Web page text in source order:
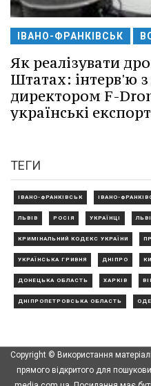
ІВАНО-ФРАНКІВСЬК
Як реалізувати
Штатах: інтерв'ю
директором F-
українські
ТЕГИ
ІВАНО-ФРАНКІВСЬК ІВАНО-
ЛЬВІВ РОСІЯ УКРАЇНЦІ
КРИМІНАЛЬНИЙ КОДЕКС УКРАЇНИ
УКРАЇНСЬКА ГРИВНЯ ДНІПРО
ДОНЕЦЬКА ОБЛАСТЬ ХАРКІВ
ДНІПРОПЕТРОВСЬКА ОБЛАСТЬ
Copyright © Використання
прямого відкритого для